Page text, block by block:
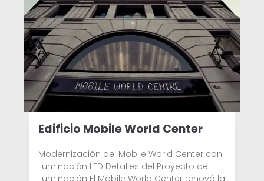
Edificio Mobile World Center
Modernización del Mobile World Center con
Iluminación LED Detalles del Proyecto de
Iluminación El Mobile World Center renovó la